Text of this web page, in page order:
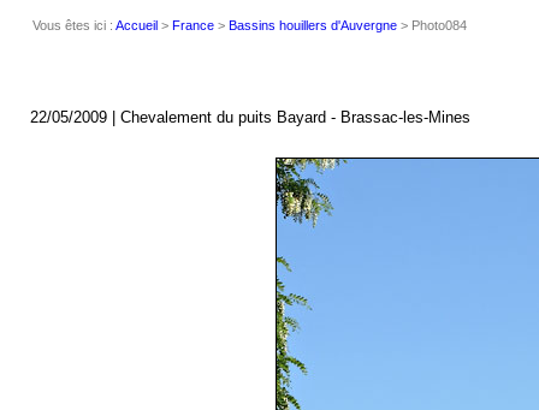
Vous êtes ici : Accueil > France > Bassins houillers d'Auvergne > Photo084
22/05/2009 | Chevalement du puits Bayard - Brassac-les-Mines